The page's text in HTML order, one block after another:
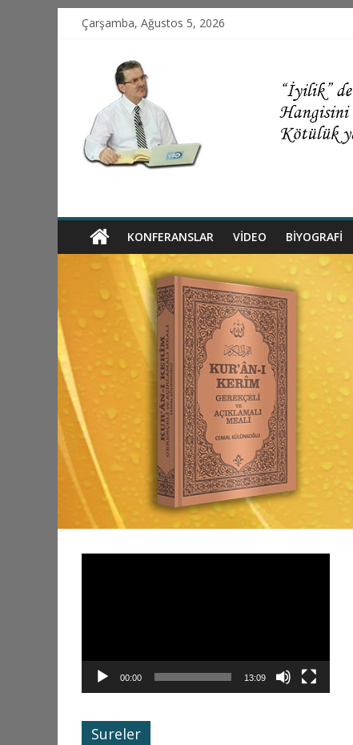
Çarşamba, Ağustos 5, 2026
KONFERANSLAR VIDEO BİYOGRAFİ
00:00 13:09
Sureler